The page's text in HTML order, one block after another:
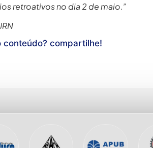
retroativos no dia 2 de maio.”
conteúdo? compartilhe!